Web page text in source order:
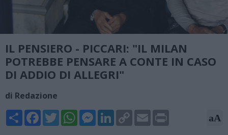
IL PENSIERO - PICCARI: "IL MILAN
POTREBBE PENSARE A CONTE IN CASO
DI ADDIO DI ALLEGRI"
di Redazione
Share FacebookTwitterWhatsAppMessengerLinkedInCopy
Link
Email aA